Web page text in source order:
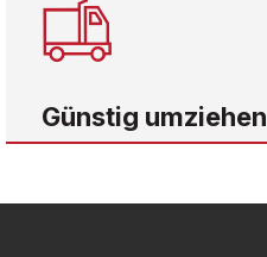
Günstig umziehen